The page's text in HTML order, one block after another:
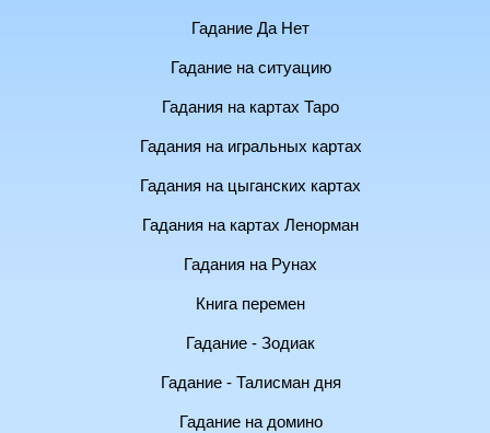
Гадание Да Нет
Гадание на ситуацию
Гадания на картах Таро
Гадания на игральных картах
Гадания на цыганских картах
Гадания на картах Ленорман
Гадания на Рунах
Книга перемен
Гадание - Зодиак
Гадание - Талисман дня
Гадание на домино